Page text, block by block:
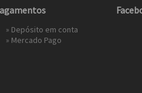
» Depósito em conta
» Mercado Pago